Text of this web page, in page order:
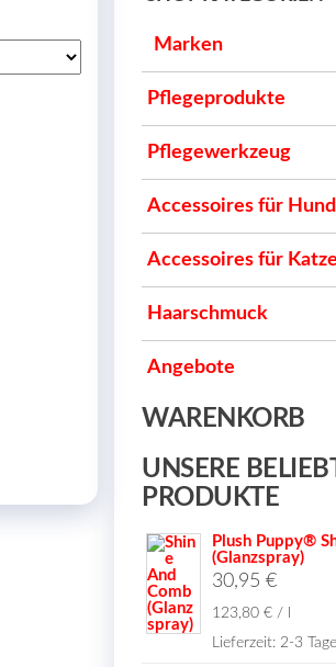
Marken
Pflegeprodukte
Pflegewerkzeug
Accessoires für
Accessoires für
Haarschmuck
Angebote
WARENKORB
UNSERE
PRODUKTE
Plush Puppy®
(Glanzspray)
30,95 €
123,80 € /
Lieferzeit: 2-3 Tage